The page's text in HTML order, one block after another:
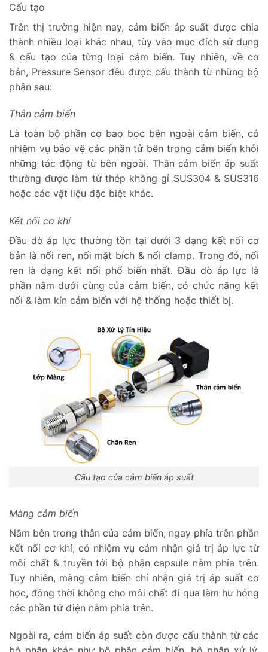
Cấu tạo
Trên thị trường hiện nay, cảm biến áp suất được chia
thành nhiều loại khác nhau, tùy vào mục đích sử dụng
& cấu tạo của từng loại cảm biến. Tuy nhiên, về cơ
bản, Pressure Sensor đều được cấu thành từ những bộ
phận sau:
Thân cảm biến
Là toàn bộ phần cơ bao bọc bên ngoài cảm biến, có
nhiệm vụ bảo vệ các phần tử bên trong cảm biến khỏi
những tác động từ bên ngoài. Thân cảm biến áp suất
thường được làm từ thép không gỉ SUS304 & SUS316
hoặc các vật liệu đặc biệt khác.
Kết nối cơ khí
Đầu dò áp lực thường tồn tại dưới 3 dạng kết nối cơ
bản là nối ren, nối mặt bích & nối clamp. Trong đó, nối
ren là dạng kết nối phổ biến nhất. Đầu dò áp lực là
phần nằm dưới cùng của cảm biến, có chức năng kết
nối & làm kín cảm biến với hệ thống hoặc thiết bị.
Cấu tạo của cảm biến áp suất
Màng cảm biến
Nằm bên trong thân của cảm biến, ngay phía trên phần
kết nối cơ khí, có nhiệm vụ cảm nhận giá trị áp lực từ
môi chất & truyền tới bộ phận capsule nằm phía trên.
Tuy nhiên, màng cảm biến chỉ nhận giá trị áp suất cơ
học, đồng thời không cho môi chất đi qua làm hư hỏng
các phần tử điện nằm phía trên.
Ngoài ra, cảm biến áp suất còn được cấu thành từ các